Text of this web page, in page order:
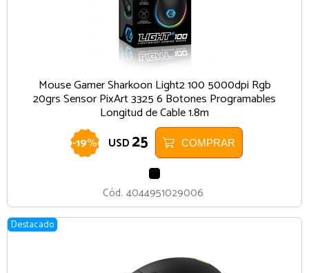
Mouse Gamer Sharkoon Light2 100 5000dpi Rgb
20grs Sensor PixArt 3325 6 Botones Programables
Longitud de Cable 1.8m
-19% USD 25 COMPRAR
Cód. 4044951029006
Destacado